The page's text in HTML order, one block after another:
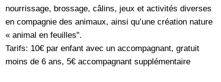
nourrissage, brossage, câlins, jeux et activités diverses
en compagnie des animaux, ainsi qu’une création nature
« animal en feuilles".
Tarifs: 10€ par enfant avec un accompagnant, gratuit
moins de 6 ans, 5€ accompagnant supplémentaire